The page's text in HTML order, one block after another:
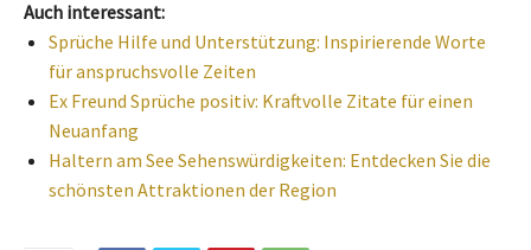
Auch interessant:
Sprüche Hilfe und Unterstützung: Inspirierende Worte
für anspruchsvolle Zeiten
Ex Freund Sprüche positiv: Kraftvolle Zitate für einen
Neuanfang
Haltern am See Sehenswürdigkeiten: Entdecken Sie die
schönsten Attraktionen der Region